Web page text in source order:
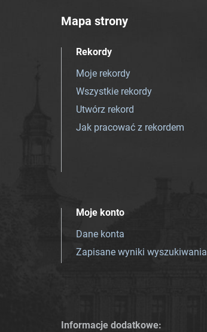
Mapa strony
Rekordy
Moje rekordy
Wszystkie rekordy
Utwórz rekord
Jak pracować z rekordem
Moje konto
Dane konta
Zapisane wyniki wyszukiwania
Informacje dodatkowe: